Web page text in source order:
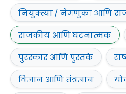
नियुक्त्या / नेमणुका आणि
राजकीय आणि घटनात्मक
पुरस्कार आणि पुस्तके
विज्ञान आणि तंत्रज्ञान